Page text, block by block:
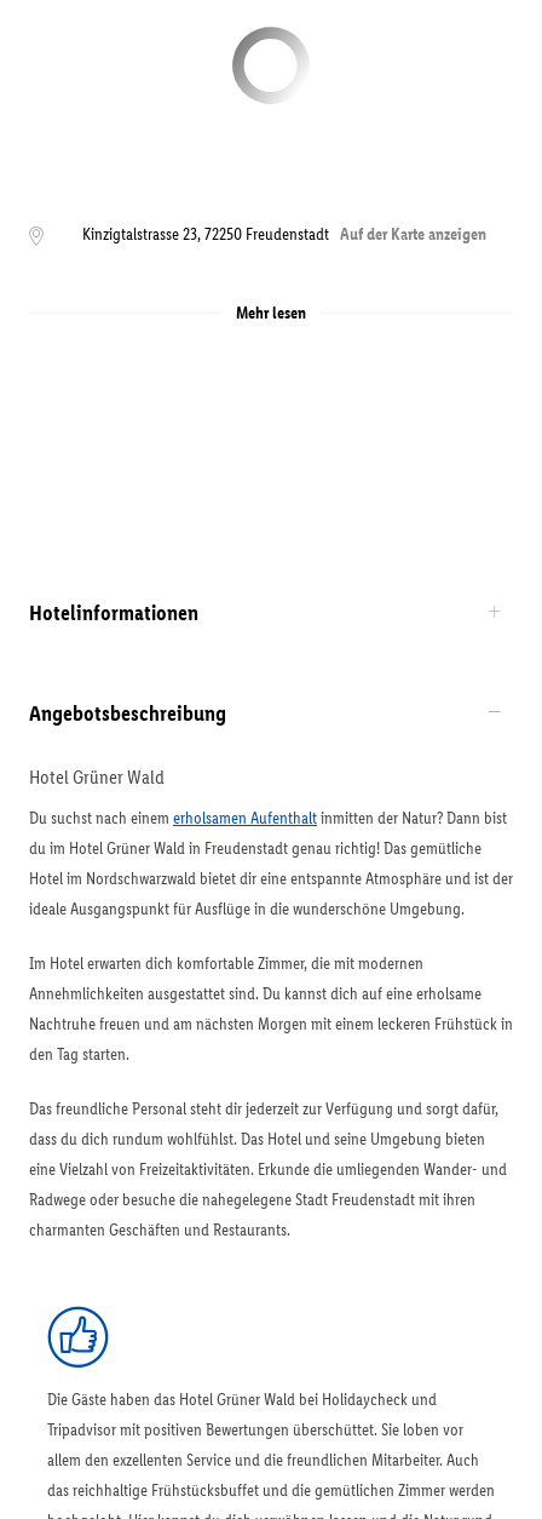
Kinzigtalstrasse 23,72250 Freudenstadt Auf der Karte anzeigen
Mehr lesen
Hotelinformationen
Angebotsbeschreibung
Hotel Grüner Wald
Du suchst nach einem erholsamen Aufenthaltinmitten der Natur? Dann bist
du im Hotel Grüner Wald in Freudenstadt genau richtig! Das gemütliche
Hotel im Nordschwarzwald bietet dir eine entspannte Atmosphäre und ist der
ideale Ausgangspunkt für Ausflüge in die wunderschöne Umgebung.
Im Hotel erwarten dich komfortable Zimmer, die mit modernen
Annehmlichkeiten ausgestattet sind. Du kannst dich auf eine erholsame
Nachtruhe freuen und am nächsten Morgen mit einem leckeren Frühstück in
den Tag starten.
Das freundliche Personal steht dir jederzeit zur Verfügung und sorgt dafür,
dass du dich rundum wohlfühlst. Das Hotel und seine Umgebung bieten
eine Vielzahl von Freizeitaktivitäten. Erkunde die umliegenden Wander- und
Radwege oder besuche die nahegelegene Stadt Freudenstadt mit ihren
charmanten Geschäften und Restaurants.
Die Gäste haben das Hotel Grüner Wald bei Holidaycheck und
Tripadvisor mit positiven Bewertungen überschüttet. Sie loben vor
allem den exzellenten Service und die freundlichen Mitarbeiter. Auch
das reichhaltige Frühstücksbuffet und die gemütlichen Zimmer werden